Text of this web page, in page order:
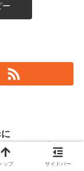
ー
ストールする
トップ サイドバー